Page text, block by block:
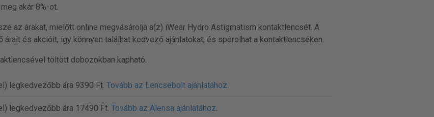
akár 8%-ot.
az árakat, mielőtt online megvásárolja a(z) iWear Hydro Astigmatism kontaktlencsét. A
és akcióit, így könnyen találhat kedvező ajánlatokat, és spórolhat a kontaktlencséken.
töltött dobozokban kapható.
legkedvezőbb ára 9390 Ft. Tovább az Lencsebolt ajánlatához.
legkedvezőbb ára 17490 Ft. Tovább az Alensa ajánlatához.